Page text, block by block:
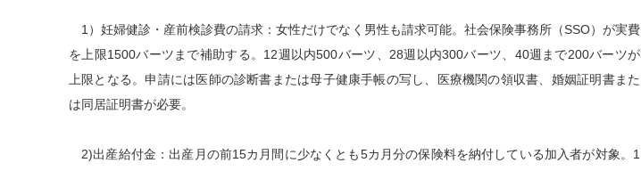
1）妊婦健診・産前検診費の請求：女性だけでなく男性も請求可能。社会保険事務所（SSO）が実費
を上限1500バーツまで補助する。12週以内500バーツ、28週以内300バーツ、40週まで200バーツが
上限となる。申請には医師の診断書または母子健康手帳の写し、医療機関の領収書、婚姻証明書また
は同居証明書が必要。
2)出産給付金：出産月の前15カ月間に少なくとも5カ月分の保険料を納付している加入者が対象。1